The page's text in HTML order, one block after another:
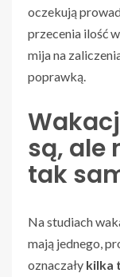
oczekują
przecenia ilość
mija na
poprawką.
są, ale
tak
Na studiach
mają jednego,
oznaczały kilka